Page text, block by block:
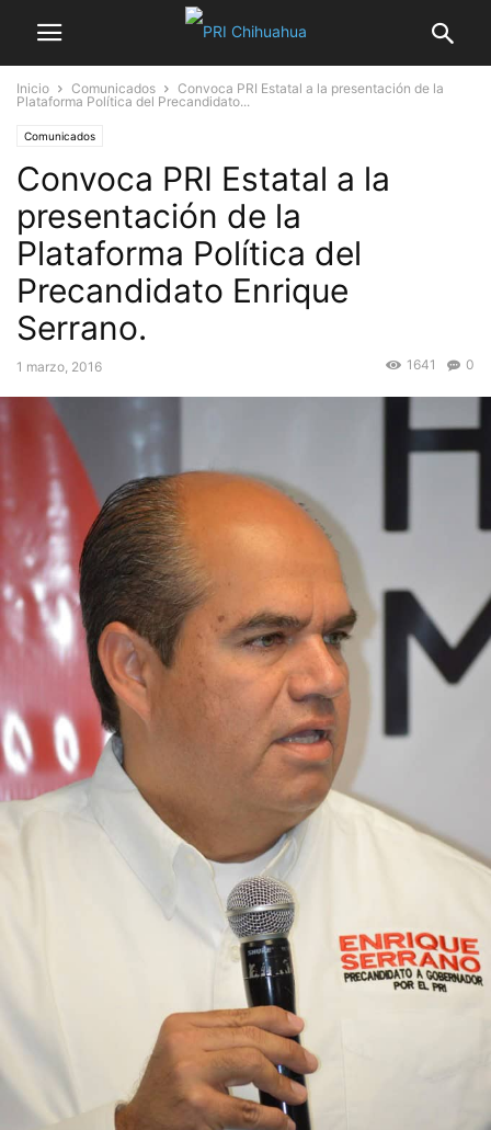
Inicio Comunicados
Convoca PRI Estatal a la presentación de la
Plataforma Política del Precandidato...
Comunicados
Convoca PRI Estatal a la
presentación de la
Plataforma Política del
Precandidato Enrique
Serrano.
1 marzo, 2016 0
1641